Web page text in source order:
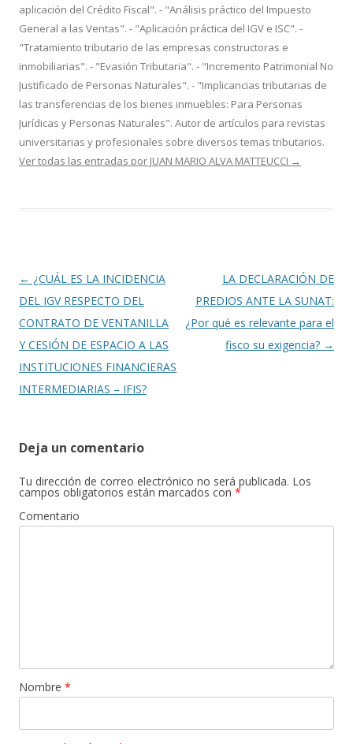
aplicación del Crédito Fiscal". - "Análisis práctico del Impuesto
General a las Ventas". - "Aplicación práctica del IGV e ISC". -
"Tratamiento tributario de las empresas constructoras e
inmobiliarias". - "Evasión Tributaria". - "Incremento Patrimonial No
Justificado de Personas Naturales". - "Implicancias tributarias de
las transferencias de los bienes inmuebles: Para Personas
Jurídicas y Personas Naturales". Autor de artículos para revistas
universitarias y profesionales sobre diversos temas tributarios.
Ver todas las entradas por JUAN MARIO ALVA MATTEUCCI →
Navegación
de
entradas
← ¿CUÁL ES LA INCIDENCIA
DEL IGV RESPECTO DEL
CONTRATO DE VENTANILLA
Y CESIÓN DE ESPACIO A LAS
INSTITUCIONES FINANCIERAS
INTERMEDIARIAS – IFIS?
LA DECLARACIÓN DE
PREDIOS ANTE LA SUNAT:
¿Por qué es relevante para el
fisco su exigencia? →
Deja un comentario
Tu dirección de correo electrónico no será publicada. Los
campos obligatorios están marcados con *
Comentario
Nombre *